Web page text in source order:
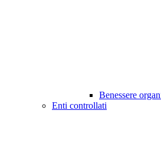
Benessere
Enti controllati